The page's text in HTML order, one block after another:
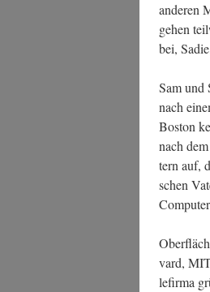
ande­ren
gehen
bei,
Sam und
nach
Bos­ton
nach
tern auf,
schen
vard,
le­fir­ma